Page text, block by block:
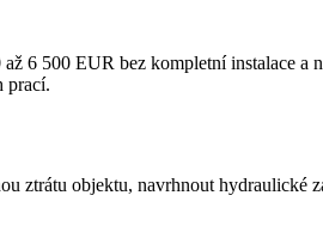
6 500 EUR bez kompletní instalace a
prací.
ztrátu objektu, navrhnout